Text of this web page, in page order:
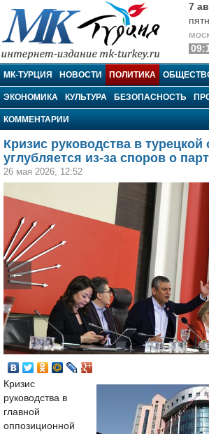
МК-Турция
7
МК-ТУРЦИЯ НОВОСТИ ПОЛИТИКА
ЭКОНОМИКА КУЛЬТУРА БЕЗОПАСНОСТЬ
КОММЕНТАРИИ
Кризис руководства в турецкой
углубляется из-за споров о
26 мая 2026, 12:52
←
Кризис
руководства в
главной
оппозиционной